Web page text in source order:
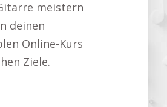
meistern
deinen
Online-Kurs
Ziele.